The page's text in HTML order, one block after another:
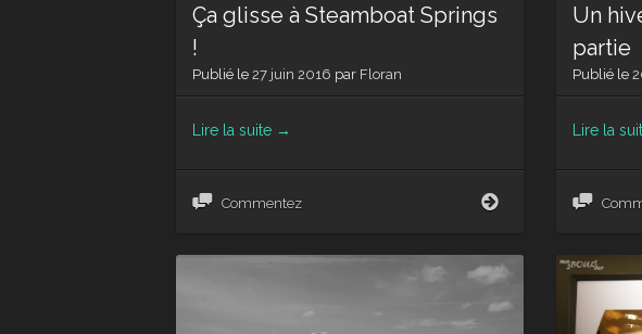
Ça glisse à Steamboat Springs
!
Publié le 27 juin 2016 par Floran
Lire la suite →
Commentez
Steamboat
!
Un
partie
Publié le
Lire la